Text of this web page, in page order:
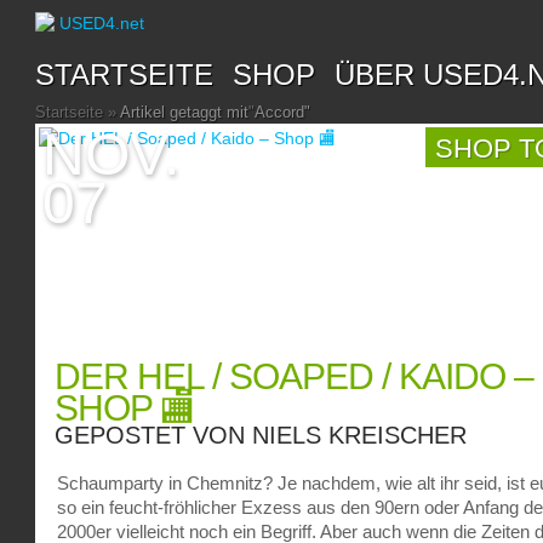
STARTSEITE SHOP ÜBER
Startseite » Artikel getaggt mit"Accord"
SHOP
NOV.
07
DER HEL / SOAPED / KAIDO –
SHOP 🏬
GEPOSTET VON NIELS KREISCHER
Schaumparty in Chemnitz? Je nachdem, wie alt ihr seid, ist
so ein feucht-fröhlicher Exzess aus den 90ern oder Anfang
2000er vielleicht noch ein Begriff. Aber auch wenn die Zeiten